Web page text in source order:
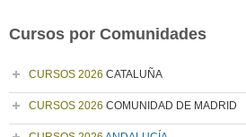
Cursos por Comunidades
CURSOS 2026 CATALUÑA
CURSOS 2026 COMUNIDAD DE MADRID